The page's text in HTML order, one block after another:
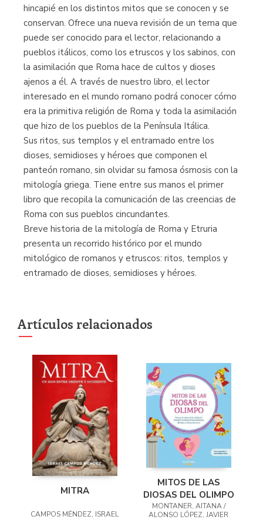
hincapié en los distintos mitos que se conocen y se
conservan. Ofrece una nueva revisión de un tema que
puede ser conocido para el lector, relacionando a
pueblos itálicos, como los etruscos y los sabinos, con
la asimilación que Roma hace de cultos y dioses
ajenos a él. A través de nuestro libro, el lector
interesado en el mundo romano podrá conocer cómo
era la primitiva religión de Roma y toda la asimilación
que hizo de los pueblos de la Península Itálica.
Sus ritos, sus templos y el entramado entre los
dioses, semidioses y héroes que componen el
panteón romano, sin olvidar su famosa ósmosis con la
mitología griega. Tiene entre sus manos el primer
libro que recopila la comunicación de las creencias de
Roma con sus pueblos cincundantes.
Breve historia de la mitología de Roma y Etruria
presenta un recorrido histórico por el mundo
mitológico de romanos y etruscos: ritos, templos y
entramado de dioses, semidioses y héroes.
Artículos relacionados
MITRA
CAMPOS MÉNDEZ, ISRAEL
MITOS DE LAS
DIOSAS DEL OLIMPO
MONTANER, AITANA /
ALONSO LÓPEZ, JAVIER